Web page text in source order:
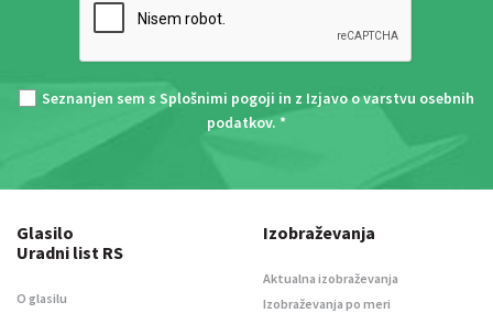
Seznanjen sem s Splošnimi pogoji in z Izjavo o varstvu osebnih
podatkov. *
Glasilo
Uradni list RS
O glasilu
Izobraževanja
Aktualna izobraževanja
Izobraževanja po meri